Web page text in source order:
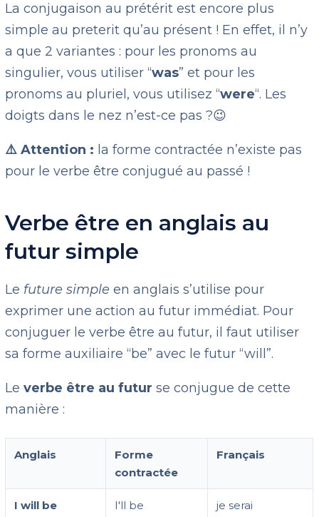
La conjugaison au prétérit est encore plus
simple au preterit qu’au présent ! En effet, il n’y
a que 2 variantes : pour les pronoms au
singulier, vous utiliser “was” et pour les
pronoms au pluriel, vous utilisez “were“. Les
doigts dans le nez n’est-ce pas ?😉
⚠️Attention : la forme contractée n’existe pas
pour le verbe être conjugué au passé !
Verbe être en anglais au
futur simple
Le future simple en anglais s’utilise pour
exprimer une action au futur immédiat. Pour
conjuguer le verbe être au futur, il faut utiliser
sa forme auxiliaire “be” avec le futur “will”.
Leverbe être au futurse conjugue de cette
manière :
Anglais
Forme
contractée
Français
I will be I'll be je serai